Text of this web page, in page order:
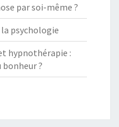
par soi-même ?
psychologie
hypnothérapie :
?